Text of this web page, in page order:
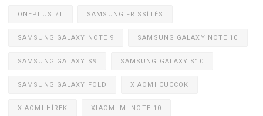
ONEPLUS 7T SAMSUNG FRISSÍTÉS
SAMSUNG GALAXY NOTE 9 SAMSUNG GALAXY NOTE 10
SAMSUNG GALAXY S9 SAMSUNG GALAXY S10
SAMSUNG GALAXY FOLD XIAOMI CUCCOK
XIAOMI HÍREK XIAOMI MI NOTE 10